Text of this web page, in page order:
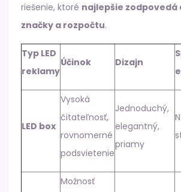
riešenie, ktoré najlepšie
značky a rozpočtu.
Typ LED
reklamy
Účinok Dizajn
LED box
Vysoká
čitateľnosť,
rovnomerné
podsvietenie
Jednoduchý,
elegantný,
priamy
Možnosť